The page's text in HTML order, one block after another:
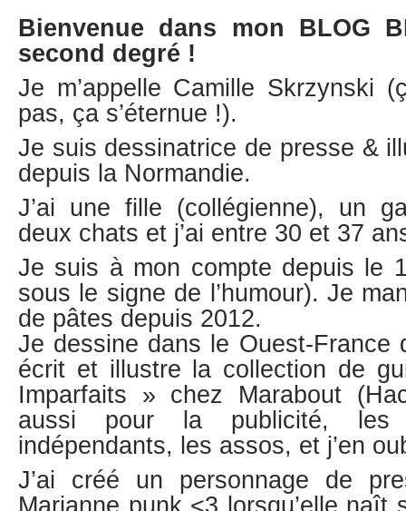
Bienvenue dans mon BLOG
second degré !
Je m’appelle Camille Skrzynski
pas, ça s’éternue !).
Je suis dessinatrice de presse &
depuis la Normandie.
J’ai une fille (collégienne), un
deux chats et j’ai entre 30 et 37
Je suis à mon compte depuis le
sous le signe de l’humour). Je
de pâtes depuis 2012.
Je dessine dans le Ouest-France
écrit et illustre la collection de
Imparfaits » chez Marabout
aussi pour la publicité, les
indépendants, les assos, et j’en
J’ai créé un personnage de
Marianne punk <3 lorsqu’elle naît